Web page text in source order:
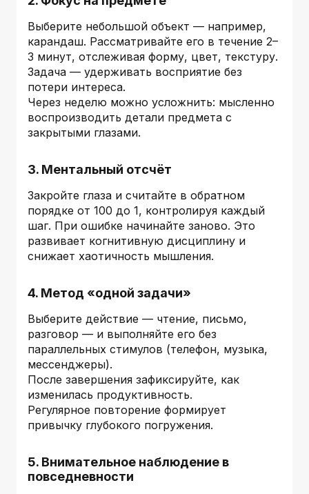
Выберите небольшой объект — например,
карандаш. Рассматривайте его в течение 2–
3 минут, отслеживая форму, цвет, текстуру.
Задача — удерживать восприятие без
потери интереса.
Через неделю можно усложнить: мысленно
воспроизводить детали предмета с
закрытыми глазами.
3. Ментальный отсчёт
Закройте глаза и считайте в обратном
порядке от 100 до 1, контролируя каждый
шаг. При ошибке начинайте заново. Это
развивает когнитивную дисциплину и
снижает хаотичность мышления.
4. Метод «одной задачи»
Выберите действие — чтение, письмо,
разговор — и выполняйте его без
параллельных стимулов (телефон, музыка,
мессенджеры).
После завершения зафиксируйте, как
изменилась продуктивность.
Регулярное повторение формирует
привычку глубокого погружения.
5. Внимательное наблюдение в
повседневности